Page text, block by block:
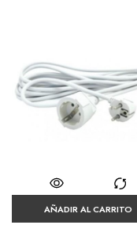
AÑADIR AL CARRITO